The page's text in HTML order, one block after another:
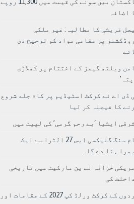
پاکستان میں سونے کی قیمت میں 11,300 روپے
اضافہ
قریشی کا مطالبہ: غیر ملکی
پر مقامی مواد کو ترجیح دی
ویلتھ گیمز کے اختتام پر کھلاڑی
ڈی اے نے کرکٹ اسٹیڈیم پر کام جلد شروع
کا فیصلہ کر لیا
ایشیا ‘بے رحم گرمی’ کی لپیٹ میں
سام سنگ گلیکسی ایس 27 الٹرا سے ایک
ہٹا دے گا.
خزانہ نے ین مارکیٹ میں تاریخی
کی
مردوں کے کرکٹ ورلڈ کپ 2027 کے مقامات اور